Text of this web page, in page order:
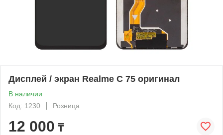
Дисплей / экран Realme C 75 оригинал
В наличии
Код: 1230
Розница
12 000 ₸